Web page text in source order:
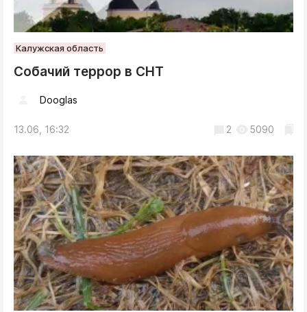
Калужская область
Собачий террор в СНТ
Dooglas
13.06, 16:32 2 5090